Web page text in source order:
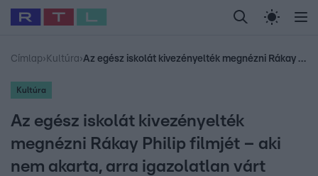
Legfrissebb RTL Híradó Randi Celeb vagyok,
Babits Marcella Most Wanted Gallusz
Címlap› Kultúra› Az egész iskolát kivezényelték megnézni Rákay Philip filmjét – aki nem akarta, arra igazolatlan várt
Kultúra
Az egész iskolát kivezényelték
megnézni Rákay Philip filmjét – aki
nem akarta, arra igazolatlan várt